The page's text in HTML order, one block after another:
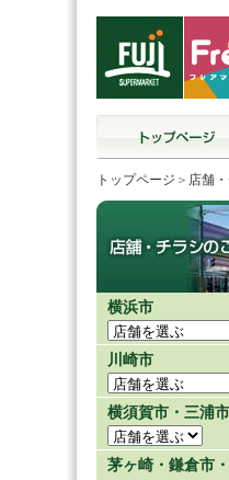
トップページ ＞ 店舗
横浜市
川崎市
横須賀市・三浦市
茅ヶ崎・鎌倉市